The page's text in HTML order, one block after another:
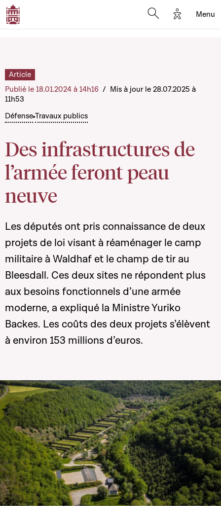
Options
Menu
Défense Travaux publics
Des infrastructures de
l’armée feront peau
neuve
Article
Publié le 18.01.2024 à 14h16 / Mis à jour le 28.07.2025 à
11h53
Les députés ont pris connaissance de deux
projets de loi visant à réaménager le camp
militaire à Waldhaf et le champ de tir au
Bleesdall. Ces deux sites ne répondent plus
aux besoins fonctionnels d’une armée
moderne, a expliqué la Ministre Yuriko
Backes. Les coûts des deux projets s’élèvent
à environ 153 millions d’euros.